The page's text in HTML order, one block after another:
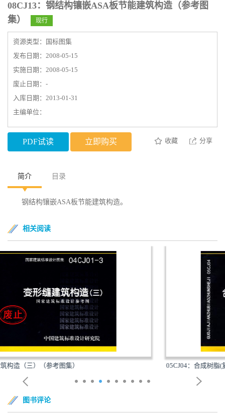
08CJ13：钢结构镶嵌ASA板节能建筑构造（参考图
集）
现行
资源类型：国标图集
发布日期：2008-05-15
实施日期：2008-05-15
废止日期：-
入库日期：2013-01-31
主编单位：
PDF试读 立即购买 收藏 分享
简介 目录
钢结构镶嵌ASA板节能建筑构造。
相关阅读
05CJ04：合成树脂(复合塑料)瓦屋面建筑构造（参考图...
图书评论